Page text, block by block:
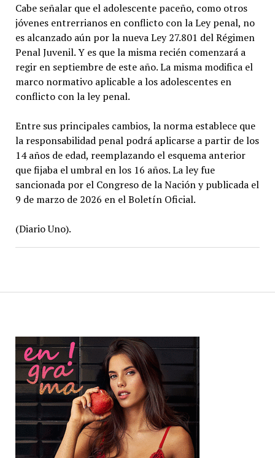
Cabe señalar que el adolescente paceño, como otros
jóvenes entrerrianos en conflicto con la Ley penal, no
es alcanzado aún por la nueva Ley 27.801 del Régimen
Penal Juvenil. Y es que la misma recién comenzará a
regir en septiembre de este año. La misma modifica el
marco normativo aplicable a los adolescentes en
conflicto con la ley penal.
Entre sus principales cambios, la norma establece que
la responsabilidad penal podrá aplicarse a partir de los
14 años de edad, reemplazando el esquema anterior
que fijaba el umbral en los 16 años. La ley fue
sancionada por el Congreso de la Nación y publicada el
9 de marzo de 2026 en el Boletín Oficial.
(Diario Uno).